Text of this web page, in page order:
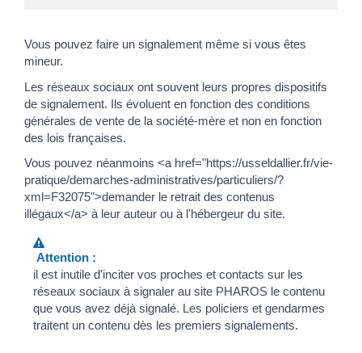
Vous pouvez faire un signalement même si vous êtes
mineur.
Les réseaux sociaux ont souvent leurs propres dispositifs
de signalement. Ils évoluent en fonction des conditions
générales de vente de la société-mère et non en fonction
des lois françaises.
Vous pouvez néanmoins <a href="https://usseldallier.fr/vie-
pratique/demarches-administratives/particuliers/?
xml=F32075">demander le retrait des contenus
illégaux</a> à leur auteur ou à l'hébergeur du site.
Attention :
il est inutile d'inciter vos proches et contacts sur les
réseaux sociaux à signaler au site PHAROS le contenu
que vous avez déjà signalé. Les policiers et gendarmes
traitent un contenu dès les premiers signalements.